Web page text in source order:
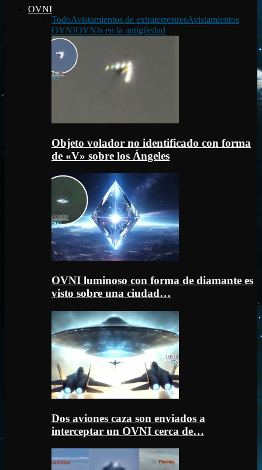
OVNI
TodoAvistamientos de extraterrestresAvistamientos
OVNIOVNIs en la antigüedad
Objeto volador no identificado con forma
de «V» sobre los Ángeles
OVNI luminoso con forma de diamante es
visto sobre una ciudad…
Dos aviones caza son enviados a
interceptar un OVNI cerca de…